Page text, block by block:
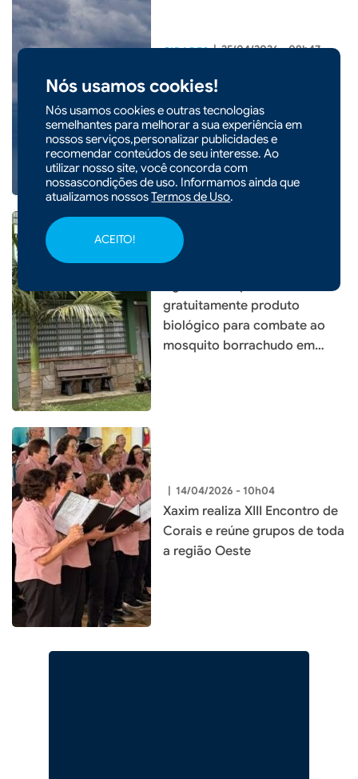
Nós usamos cookies!
Nós usamos cookies e outras tecnologias
semelhantes para melhorar a sua experiência em
nossos serviços,personalizar publicidades e
recomendar conteúdos de seu interesse. Ao
utilizar nosso site, você concorda com
nossascondições de uso. Informamos ainda que
atualizamos nossosTermos de Uso.
ACEITO!
CIDADES | 25/04/2026 - 09h47
semana de chuva com
passagem de duas frentes
frias
|
gratuitamente produto
biológico para combate ao
mosquito borrachudo em
| 14/04/2026 - 10h04
Xaxim realiza XIII Encontro de
Corais e reúne grupos de toda
a região Oeste